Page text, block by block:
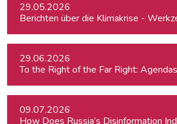
29.05.2026
Berichten über die Klimakrise -
29.06.2026
To the Right of the Far Right: Agendas
09.07.2026
How Does Russia’s Disinformation